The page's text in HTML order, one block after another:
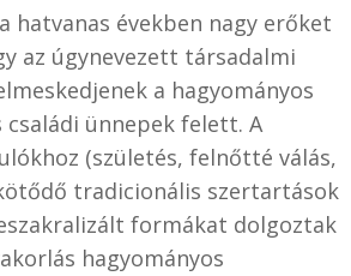
hatvanas években nagy erőket
az úgynevezett társadalmi
a hagyományos
családi ünnepek felett. A
(születés, felnőtté válás,
tradicionális szertartások
formákat dolgoztak
hagyományos